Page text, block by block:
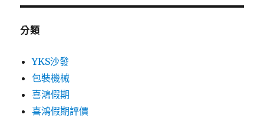
分類
YKS沙發
包裝機械
喜鴻假期
喜鴻假期評價